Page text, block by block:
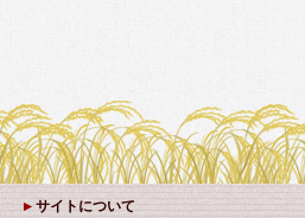
サイトについて